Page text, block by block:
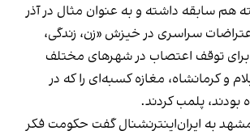
هم سابقه داشته و به عنوان مثال در آذر
اعتراضات سراسری در خیزش «زن، زندگی،
برای توقف اعتصاب در شهرهای مختلف
و کرمانشاه، مغازه کسبه‌ای را که در
پلمب کردند.
به ایران‌اینترنشنال گفت حکومت فکر